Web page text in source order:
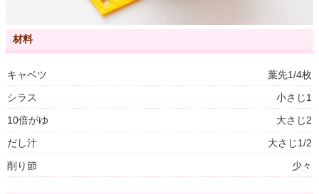
材料
キャベツ
葉先1/4枚
シラス
小さじ1
10倍がゆ
大さじ2
だし汁
大さじ1/2
削り節
少々